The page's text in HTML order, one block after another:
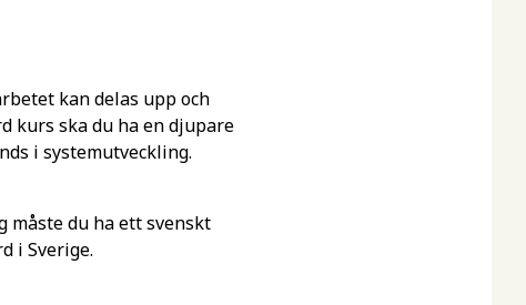
kan delas upp och
kurs ska du ha en djupare
i systemutveckling.
måste du ha ett svenskt
i Sverige.